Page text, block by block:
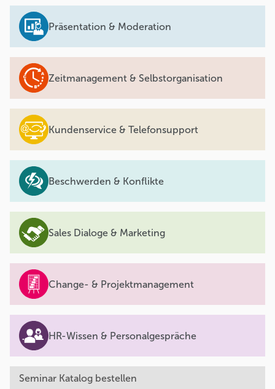
Präsentation & Moderation
Zeitmanagement & Selbstorganisation
Kundenservice & Telefonsupport
Beschwerden & Konflikte
Sales Dialoge & Marketing
Change- & Projektmanagement
HR-Wissen & Personalgespräche
Seminar Katalog bestellen